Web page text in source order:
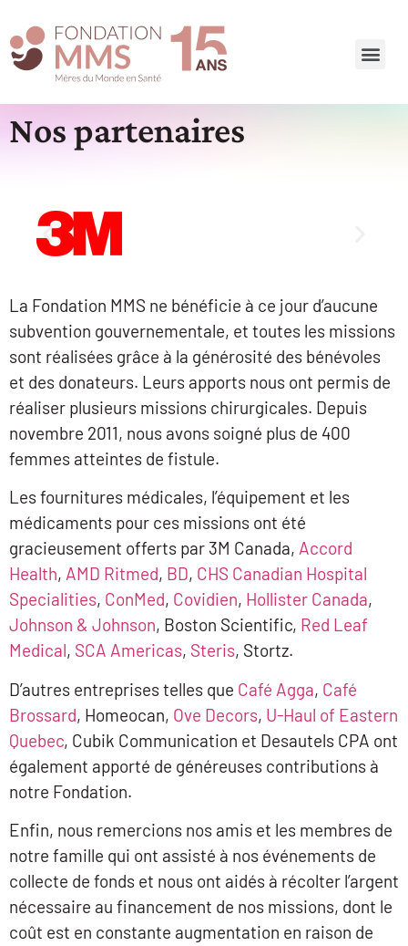
Nos partenaires
La Fondation MMS ne bénéficie à ce jour d’aucune
subvention gouvernementale, et toutes les missions
sont réalisées grâce à la générosité des bénévoles
et des donateurs. Leurs apports nous ont permis de
réaliser plusieurs missions chirurgicales. Depuis
novembre 2011, nous avons soigné plus de 400
femmes atteintes de fistule.
Les fournitures médicales, l’équipement et les
médicaments pour ces missions ont été
gracieusement offerts par 3M Canada, Accord
Health, AMD Ritmed, BD, CHS Canadian Hospital
Specialities, ConMed, Covidien, Hollister Canada,
Johnson & Johnson, Boston Scientific, Red Leaf
Medical, SCA Americas, Steris, Stortz.
D’autres entreprises telles que Café Agga, Café
Brossard, Homeocan, Ove Decors, U-Haul of Eastern
Quebec, Cubik Communication et Desautels CPA ont
également apporté de généreuses contributions à
notre Fondation.
Enfin, nous remercions nos amis et les membres de
notre famille qui ont assisté à nos événements de
collecte de fonds et nous ont aidés à récolter l’argent
nécessaire au financement de nos missions, dont le
coût est en constante augmentation en raison de